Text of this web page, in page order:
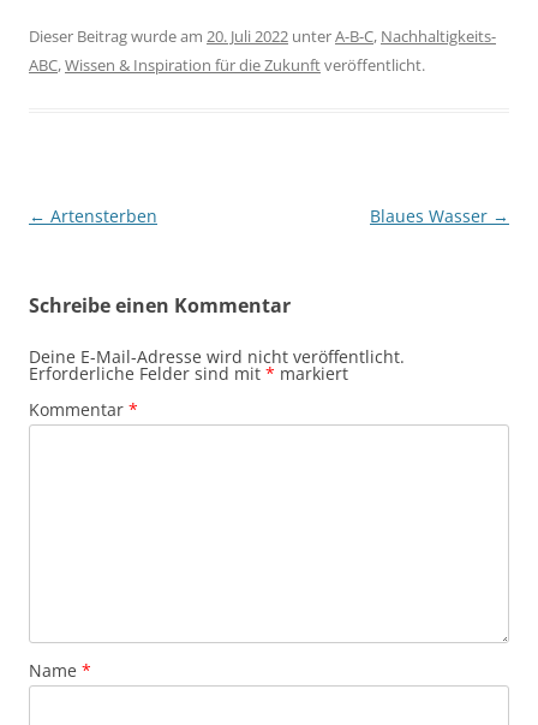
Dieser Beitrag wurde am 20. Juli 2022 unterA-B-C, Nachhaltigkeits-
ABC,Wissen & Inspiration für die Zukunftveröffentlicht.
Beitragsnavigation
← Artensterben Blaues Wasser →
Schreibe einen Kommentar
Deine E-Mail-Adresse wird nicht veröffentlicht.
Erforderliche Felder sind mit * markiert
Kommentar *
Name *